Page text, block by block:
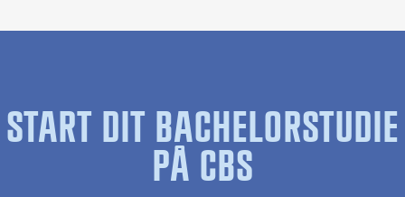
START DIT BACHELORSTUDIE
PÅ CBS